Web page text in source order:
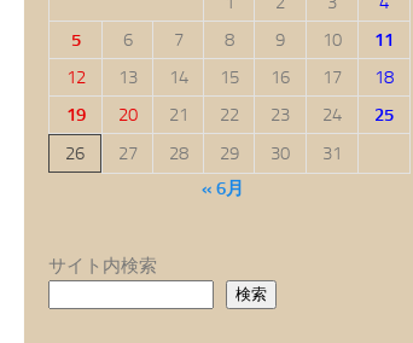
5
6 7 8 9 10
11
12
13 14 15 16 17
18
19
20 21 22 23 24
25
26
27 28 29 30
31
« 6月
サイト内検索
検索